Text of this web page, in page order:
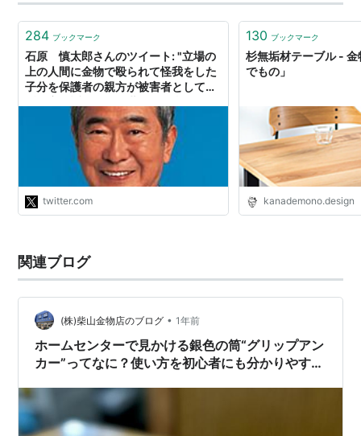
分もありプロの職人でも呼び方が混ざるこ…
284 ブックマーク
石原 慎太郎さんのツイート: "立場の
上の人間に金物で殴られて怪我をした
子分を保護者の親方が被害者としてま
のことだ。常識的な措置を選んだ貴乃
twitter.com
130 ブックマーク
杉無垢材テーブル -
でもの」
kanademono.design
関連ブログ
(株)柴山金物店のブログ • 1年前
ホームセンターで見かける銀色の筒“グリップアン
カー”ってなに？使い方を初心者にも分かりやす